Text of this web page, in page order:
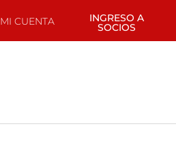
MI CUENTA INGRESO A
SOCIOS